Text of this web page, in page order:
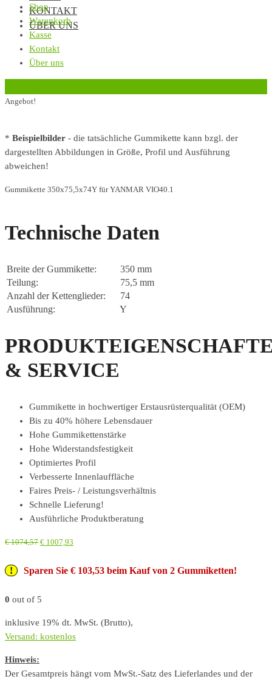
KONTAKT
ÜBER UNS
Shop
Warenkorb
Kasse
Kontakt
Über uns
Angebot!
* Beispielbilder - die tatsächliche Gummikette kann bzgl. der
dargestellten Abbildungen in Größe, Profil und Ausführung
abweichen!
Gummikette 350x75,5x74Y für YANMAR VIO40.1
Technische Daten
Breite der Gummikette:
350 mm
Teilung:
75,5 mm
Anzahl der Kettenglieder:
74
Ausführung:
Y
& SERVICE
Gummikette in hochwertiger Erstausrüsterqualität (OEM)
Bis zu 40% höhere Lebensdauer
Hohe Gummikettenstärke
Hohe Widerstandsfestigkeit
Optimiertes Profil
Verbesserte Innenlauffläche
Faires Preis- / Leistungsverhältnis
Schnelle Lieferung!
Ausführliche Produktberatung
€1074,57 € 1007,93
Sparen Sie € 103,53 beim Kauf von 2 Gummiketten!
0 out of 5
inklusive 19% dt. MwSt. (Brutto),
Versand: kostenlos
Hinweis:
Der Gesamtpreis hängt vom MwSt.-Satz des Lieferlandes und der